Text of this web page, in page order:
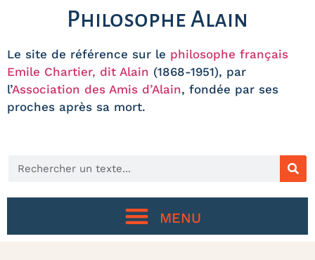
Philosophe Alain
Le site de référence sur le philosophe français
Emile Chartier, dit Alain (1868-1951), par
l’Association des Amis d’Alain, fondée par ses
proches après sa mort.